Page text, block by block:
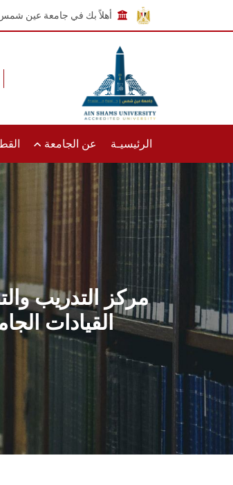
أهلاً بك في جامعة عين
الرئيسيـة عن الجامعة
مركز التدريب
القيادات